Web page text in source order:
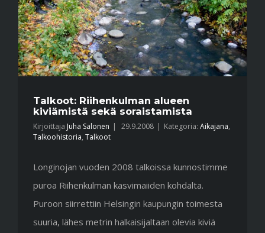
Talkoot: Riihenkulman alueen
kiviämistä sekä soraistamista
Kirjoittaja Juha Salonen | 29.9.2008 | Kategoria: Aikajana,
Talkoohistoria, Talkoot
Longinojan vuoden 2008 talkoissa kunnostimme
puroa Riihenkulman kasvimaiiden kohdalta.
Puroon siirrettiin Helsingin kaupungin toimesta
suuria, lähes metrin halkaisijaltaan olevia kiviä